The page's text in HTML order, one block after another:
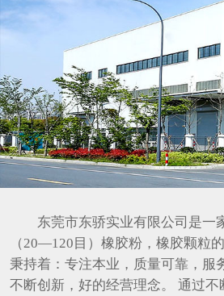
东莞市东骄实业有限公司是一
（20—120目）橡胶粉，橡胶颗粒
秉持着：专注本业，质量可靠，服
不断创新，好的经营理念。 通过